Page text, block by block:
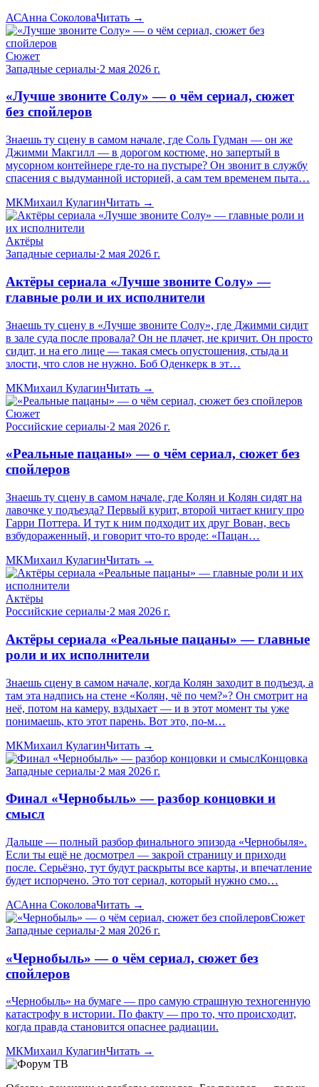
АСАнна СоколоваЧитать →
Сюжет
Западные сериалы·2 мая 2026 г.
«Лучше звоните Солу» — о чём сериал, сюжет
без спойлеров
Знаешь ту сцену в самом начале, где Соль Гудман — он же
Джимми Макгилл — в дорогом костюме, но запертый в
мусорном контейнере где-то на пустыре? Он звонит в службу
спасения с выдуманной историей, а сам тем временем пыта…
МКМихаил КулагинЧитать →
Актёры
Западные сериалы·2 мая 2026 г.
Актёры сериала «Лучше звоните Солу» —
главные роли и их исполнители
Знаешь ту сцену в «Лучше звоните Солу», где Джимми сидит
в зале суда после провала? Он не плачет, не кричит. Он просто
сидит, и на его лице — такая смесь опустошения, стыда и
злости, что слов не нужно. Боб Оденкерк в эт…
МКМихаил КулагинЧитать →
Сюжет
Российские сериалы·2 мая 2026 г.
«Реальные пацаны» — о чём сериал, сюжет без
спойлеров
Знаешь ту сцену в самом начале, где Колян и Колян сидят на
лавочке у подъезда? Первый курит, второй читает книгу про
Гарри Поттера. И тут к ним подходит их друг Вован, весь
взбудораженный, и говорит что-то вроде: «Пацан…
МКМихаил КулагинЧитать →
Актёры
Российские сериалы·2 мая 2026 г.
Актёры сериала «Реальные пацаны» — главные
роли и их исполнители
Знаешь сцену в самом начале, когда Колян заходит в подъезд, а
там эта надпись на стене «Колян, чё по чем?»? Он смотрит на
неё, потом на камеру, вздыхает — и в этот момент ты уже
понимаешь, кто этот парень. Вот это, по-м…
МКМихаил КулагинЧитать →
Концовка
Западные сериалы·2 мая 2026 г.
Финал «Чернобыль» — разбор концовки и
смысл
Дальше — полный разбор финального эпизода «Чернобыля».
Если ты ещё не досмотрел — закрой страницу и приходи
после. Серьёзно, тут будут раскрыты все карты, и впечатление
будет испорчено. Это тот сериал, который нужно смо…
АСАнна СоколоваЧитать →
Сюжет
Западные сериалы·2 мая 2026 г.
«Чернобыль» — о чём сериал, сюжет без
спойлеров
«Чернобыль» на бумаге — про самую страшную техногенную
катастрофу в истории. По факту — про то, что происходит,
когда правда становится опаснее радиации.
МКМихаил КулагинЧитать →